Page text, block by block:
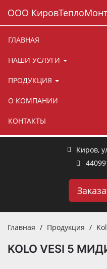
to
content
Строительство и
Киров,
ООО
ГЛАВНАЯ
НАШИ УСЛУГИ
ПРОДУКЦИЯ
О КОМПАНИИ
КОНТАКТЫ
Главная Продукция
KOLO VESI 5